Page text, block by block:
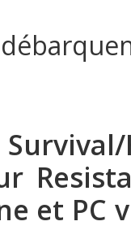
et PC